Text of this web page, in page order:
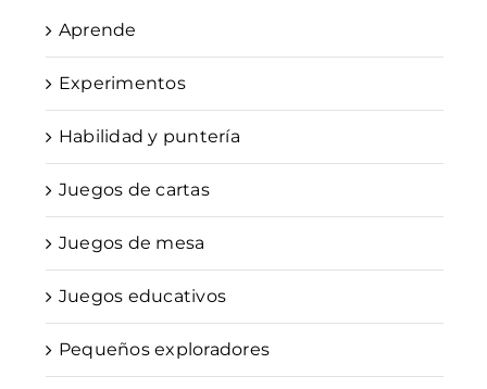
Aprende
Experimentos
Habilidad y puntería
Juegos de cartas
Juegos de mesa
Juegos educativos
Pequeños exploradores